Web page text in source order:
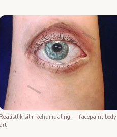
Realistlik silm kehamaaling — facepaint body
art